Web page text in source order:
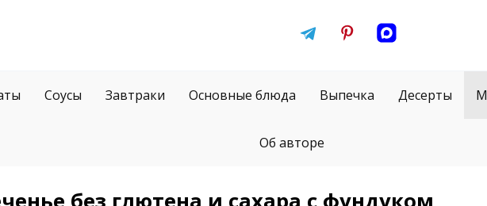
Соусы Завтраки Основные блюда Выпечка Десерты
Об авторе